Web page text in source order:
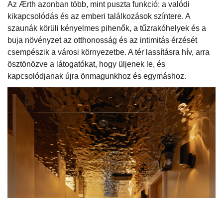
Az Ærth azonban több, mint puszta funkció: a valódi
kikapcsolódás és az emberi találkozások színtere. A
szaunák körüli kényelmes pihenők, a tűzrakóhelyek és a
buja növényzet az otthonosság és az intimitás érzését
csempészik a városi környezetbe. A tér lassításra hív, arra
ösztönözve a látogatókat, hogy üljenek le, és
kapcsolódjanak újra önmagunkhoz és egymáshoz.